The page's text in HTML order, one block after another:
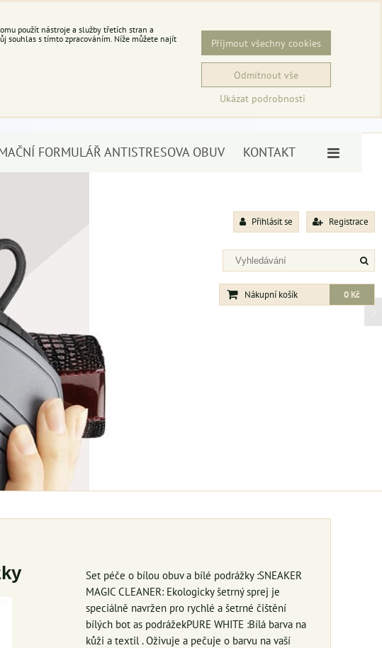
Přihlásit se Registrace
Nákupní košík 0 Kč
FORMULÁŘ ANTISTRESOVA OBUV KONTAKT
Set péče o bílou obuv a bílé podrážky :SNEAKER
MAGIC CLEANER: Ekologicky šetrný sprej je
speciálně navržen pro rychlé a šetrné čištění
bílých bot as podrážekPURE WHITE :Bílá barva na
kůži a textil . Oživuje a pečuje o barvu na vaší
použít nástroje a služby třetích stran a
souhlas s tímto zpracováním. Níže můžete najít
Ukázat podrobnosti
Přijmout všechny cookies
Odmítnout vše